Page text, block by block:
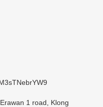
1 road, Klong